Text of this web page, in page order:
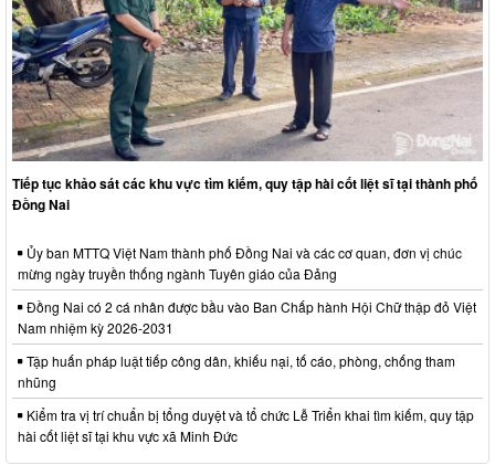
Tiếp tục khảo sát các khu vực tìm kiếm, quy tập hài cốt liệt sĩ tại thành phố
Đồng Nai
Ủy ban MTTQ Việt Nam thành phố Đồng Nai và các cơ quan, đơn vị chúc
mừng ngày truyền thống ngành Tuyên giáo của Đảng
Đồng Nai có 2 cá nhân được bầu vào Ban Chấp hành Hội Chữ thập đỏ Việt
Nam nhiệm kỳ 2026-2031
Tập huấn pháp luật tiếp công dân, khiếu nại, tố cáo, phòng, chống tham
nhũng
Kiểm tra vị trí chuẩn bị tổng duyệt và tổ chức Lễ Triển khai tìm kiếm, quy tập
hài cốt liệt sĩ tại khu vực xã Minh Đức